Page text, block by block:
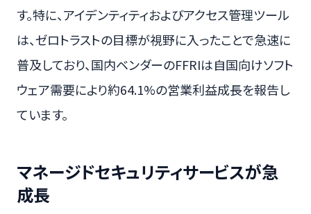
す。特に、アイデンティティおよびアクセス管理ツール
は、ゼロトラストの目標が視野に入ったことで急速に
普及しており、国内ベンダーのFFRIは自国向けソフト
ウェア需要により約64.1%の営業利益成長を報告し
ています。
マネージドセキュリティサービスが急
成長